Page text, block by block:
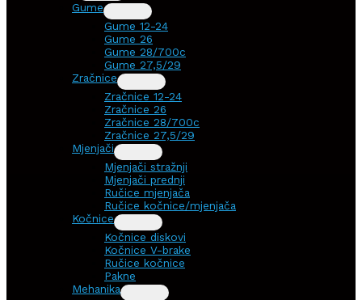
Gume
Gume 12-24
Gume 26
Gume 28/700c
Gume 27,5/29
Zračnice
Zračnice 12-24
Zračnice 26
Zračnice 28/700c
Zračnice 27,5/29
Mjenjači
Mjenjači stražnji
Mjenjači prednji
Ručice mjenjača
Ručice kočnice/mjenjača
Kočnice
Kočnice diskovi
Kočnice V-brake
Ručice kočnice
Pakne
Mehanika